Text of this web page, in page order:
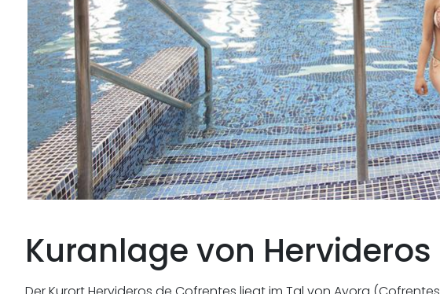
Kuranlage von